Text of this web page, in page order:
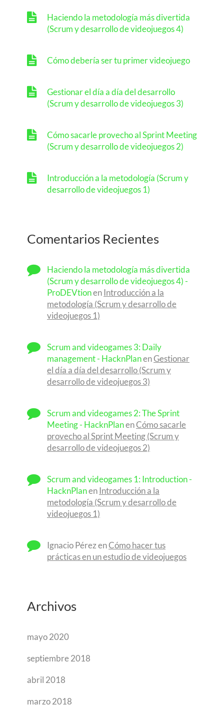
Haciendo la metodología más divertida
(Scrum y desarrollo de videojuegos 4)
Cómo debería ser tu primer videojuego
Gestionar el día a día del desarrollo
(Scrum y desarrollo de videojuegos 3)
Cómo sacarle provecho al Sprint Meeting
(Scrum y desarrollo de videojuegos 2)
Introducción a la metodología (Scrum y
desarrollo de videojuegos 1)
Comentarios Recientes
Haciendo la metodología más divertida
(Scrum y desarrollo de videojuegos 4) -
ProDEVtionenIntroducción a la
metodología (Scrum y desarrollo de
videojuegos 1)
Scrum and videogames 3: Daily
management - HacknPlanenGestionar
el día a día del desarrollo (Scrum y
desarrollo de videojuegos 3)
Scrum and videogames 2: The Sprint
Meeting - HacknPlanenCómo sacarle
provecho al Sprint Meeting (Scrum y
desarrollo de videojuegos 2)
Scrum and videogames 1: Introduction -
HacknPlanenIntroducción a la
metodología (Scrum y desarrollo de
videojuegos 1)
Ignacio PérezenCómo hacer tus
prácticas en un estudio de videojuegos
Archivos
mayo 2020
septiembre 2018
abril 2018
marzo 2018